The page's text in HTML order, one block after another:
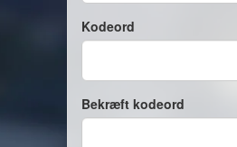
Kodeord
Bekræft kodeord